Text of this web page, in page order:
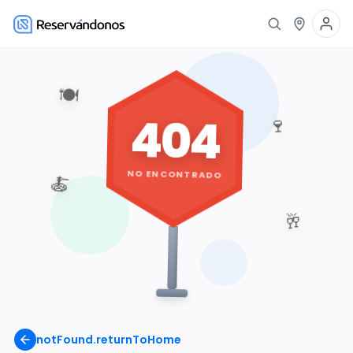
notFound.returnToHome
🍽️
🍷
🥂
🍝
404
NO ENCONTRADO